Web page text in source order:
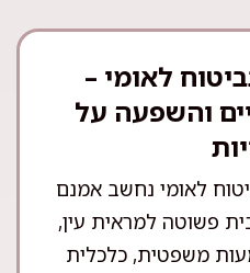
לאומי –
והשפעה על
לאומי נחשב אמנם
פשוטה למראית עין,
משפטית, כלכלית